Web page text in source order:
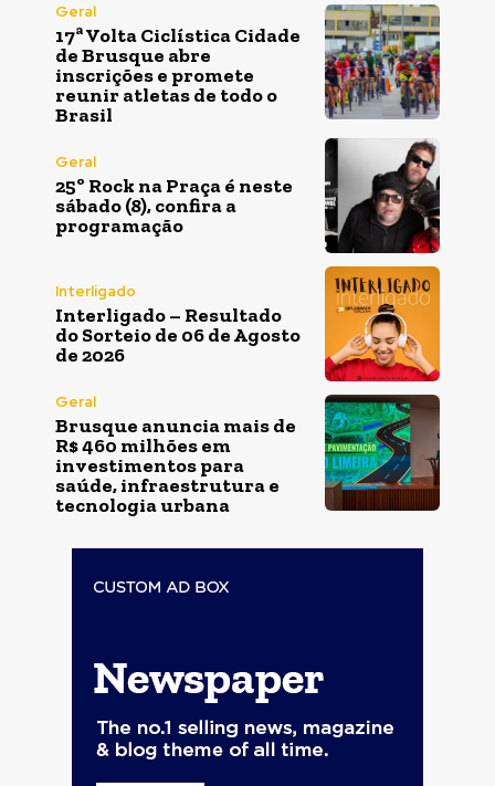
Geral
17ª Volta Ciclística Cidade
de Brusque abre
inscrições e promete
reunir atletas de todo o
Brasil
Geral
25º Rock na Praça é neste
sábado (8), confira a
programação
Interligado
Interligado – Resultado
do Sorteio de 06 de Agosto
de 2026
Geral
Brusque anuncia mais de
R$ 460 milhões em
investimentos para
saúde, infraestrutura e
tecnologia urbana